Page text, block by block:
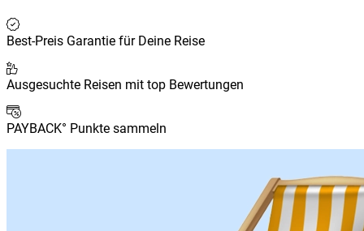
Best-Preis Garantie für Deine Reise
Ausgesuchte Reisen mit top Bewertungen
PAYBACK° Punkte sammeln